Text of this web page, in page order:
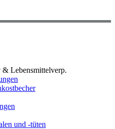
& Lebensmittelverp.
und -tüten